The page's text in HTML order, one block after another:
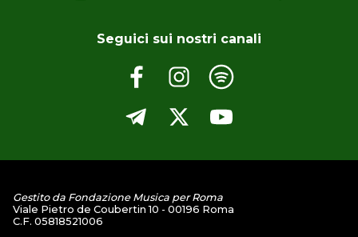
Seguici sui nostri canali
Gestito da Fondazione Musica per Roma
Viale Pietro de Coubertin 10 - 00196 Roma
C.F. 05818521006